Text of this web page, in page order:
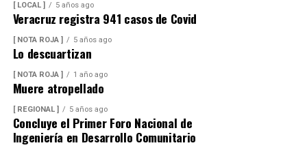
[ LOCAL ] 5 años ago
Veracruz registra 941 casos de Covid
[ NOTA ROJA ] 5 años ago
Lo descuartizan
[ NOTA ROJA ] 1 año ago
Muere atropellado
[ REGIONAL ] 5 años ago
Concluye el Primer Foro Nacional de
Ingeniería en Desarrollo Comunitario